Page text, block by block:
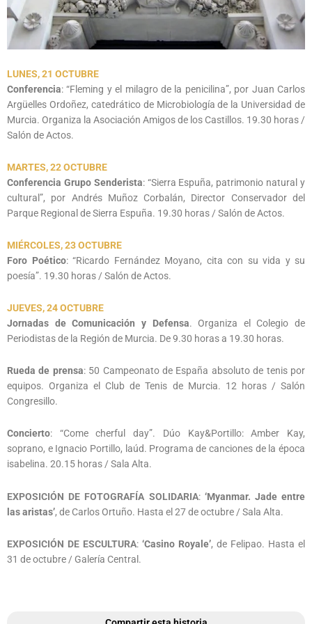
LUNES, 21 OCTUBRE
Conferencia: “Fleming y el milagro de la penicilina”, por Juan Carlos
Argüelles Ordoñez, catedrático de Microbiología de la Universidad de
Murcia. Organiza la Asociación Amigos de los Castillos. 19.30 horas /
Salón de Actos.
MARTES, 22 OCTUBRE
Conferencia Grupo Senderista: “Sierra Espuña, patrimonio natural y
cultural”, por Andrés Muñoz Corbalán, Director Conservador del
Parque Regional de Sierra Espuña. 19.30 horas / Salón de Actos.
MIÉRCOLES, 23 OCTUBRE
Foro Poético: “Ricardo Fernández Moyano, cita con su vida y su
poesía”. 19.30 horas / Salón de Actos.
JUEVES, 24 OCTUBRE
Jornadas de Comunicación y Defensa. Organiza el Colegio de
Periodistas de la Región de Murcia. De 9.30 horas a 19.30 horas.
Rueda de prensa: 50 Campeonato de España absoluto de tenis por
equipos. Organiza el Club de Tenis de Murcia. 12 horas / Salón
Congresillo.
Concierto: “Come cherful day”. Dúo Kay&Portillo: Amber Kay,
soprano, e Ignacio Portillo, laúd. Programa de canciones de la época
isabelina. 20.15 horas / Sala Alta.
EXPOSICIÓN DE FOTOGRAFÍA SOLIDARIA:‘Myanmar. Jade entre
las aristas’, de Carlos Ortuño. Hasta el 27 de octubre / Sala Alta.
EXPOSICIÓN DE ESCULTURA: ‘Casino Royale’, de Felipao. Hasta el
31 de octubre / Galería Central.